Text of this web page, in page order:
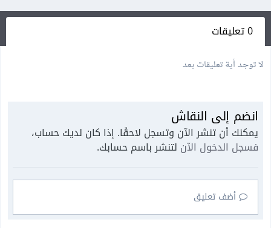
0 تعليقات
لا توجد أية تعليقات بعد
انضم إلى النقاش
يمكنك أن تنشر الآن وتسجل لاحقًا. إذا كان لديك حساب،
فسجل الدخول الآن لتنشر باسم حسابك.
أضف تعليق